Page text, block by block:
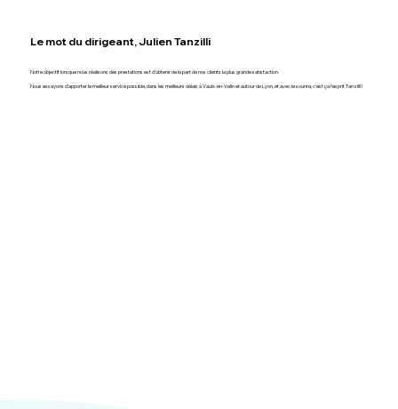
Le mot du dirigeant, Julien Tanzilli
Notre objectif lorsque nous réalisons des prestations est d'obtenir de la part de nos clients la plus grande satisfaction.
Nous essayons d'apporter le meilleur service possible, dans les meilleurs délais à Vaulx-en-Velin et autour de Lyon, et avec le sourire, c'est ça l'esprit Tanzilli !